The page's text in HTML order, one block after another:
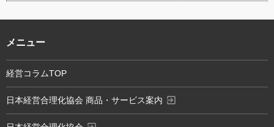
メニュー
経営コラムTOP
日本経営合理化協会 商品・サービス案内 exit_to_app